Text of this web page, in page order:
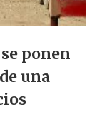
ponen
una